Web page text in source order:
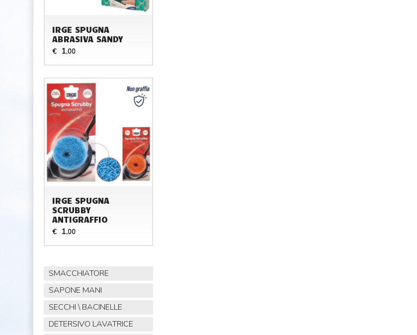
IRGE SPUGNA
ABRASIVA SANDY
€ 1,00
IRGE SPUGNA
SCRUBBY
ANTIGRAFFIO
€ 1,00
SMACCHIATORE
SAPONE MANI
SECCHI \ BACINELLE
DETERSIVO LAVATRICE